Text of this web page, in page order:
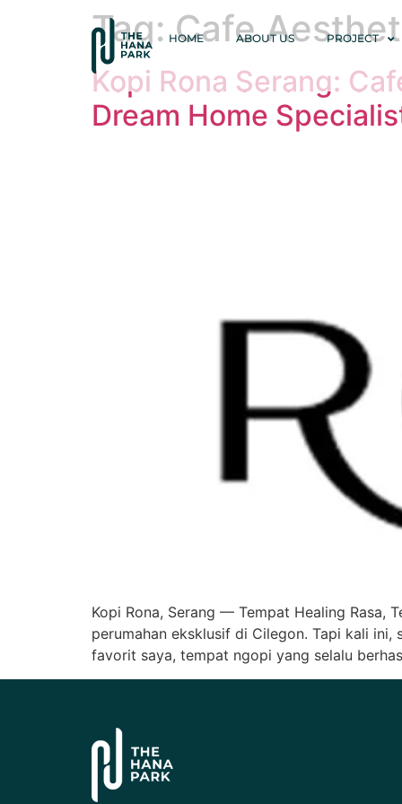
HOME ABOUT US PROJECT
Tag:Cafe
Kopi Rona Serang:
Dream Home
Kopi Rona, Serang — Tempat Healing Rasa,
perumahan eksklusif di Cilegon. Tapi kali ini,
favorit saya, tempat ngopi yang selalu